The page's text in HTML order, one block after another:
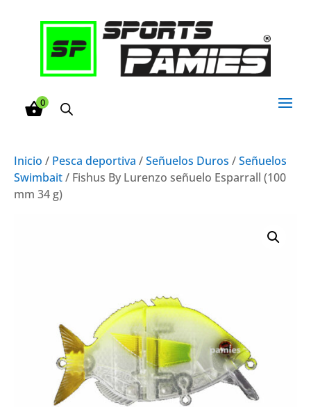
0
Inicio / Pesca deportiva /Señuelos Duros /Señuelos
Swimbait/ Fishus By Lurenzo señuelo Esparrall (100
mm 34 g)